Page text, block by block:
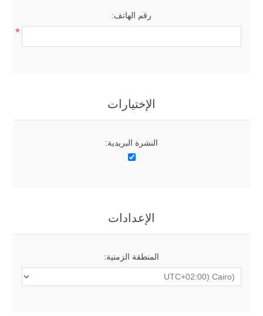
رقم الهاتف:
*
الإختيارات
النشرة البريدية:
الإعدادات
المنطقة الزمنية: